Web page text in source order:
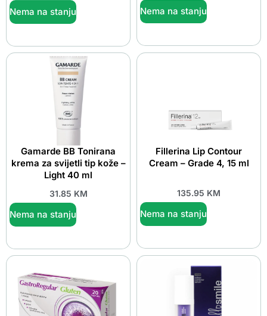
Nema na stanju Nema na stanju
Gamarde BB Tonirana
krema za svijetli tip kože –
Light 40 ml
31.85 KM
Nema na stanju
Fillerina Lip Contour
Cream – Grade 4, 15 ml
135.95 KM
Nema na stanju